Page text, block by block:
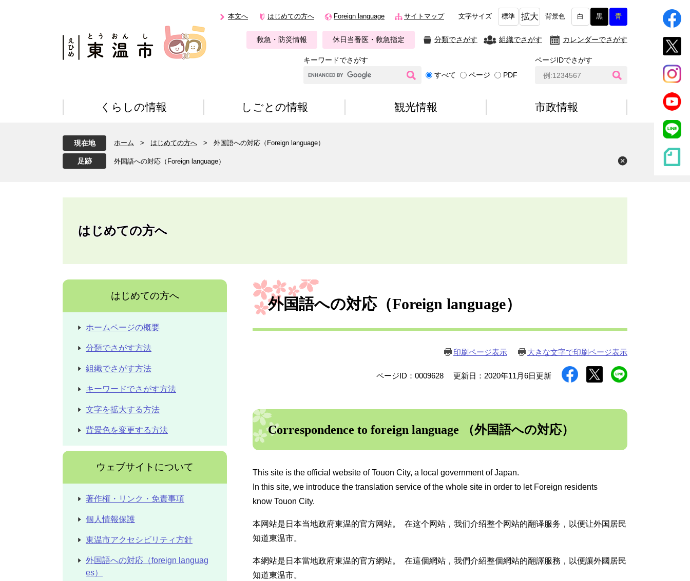
本文へ はじめての方へ Foreign language サイトマップ 文字サイズ 標準 拡大 背景色 白 黒 青
救急・防災情報 休日当番医・救急指定 分類でさがす 組織でさがす カレンダーでさがす
キーワードでさがす
G
g
l
ス
すべて ページ PDF
ページIDでさがす
I
D
くらしの情報 しごとの情報 観光情報 市政情報
現在地 ホーム > はじめての方へ > 外国語への対応（Foreign language）
外国語への対応（Foreign language）
はじめての方へ
本
文
外国語への対応（Foreign language）
印刷ページ表示 大きな文字で印刷ページ表示
ページID：0009628 更新日：2020年11月6日更新
Correspondence to foreign language （外国語への対応）
This site is the official website of Touon City, a local government of Japan.
In this site, we introduce the translation service of the whole site in order to let Foreign residents
know Touon City.
本网站是日本当地政府東温的官方网站。 在这个网站，我们介绍整个网站的翻译服务，以便让外国居民
知道東温市。
本網站是日本當地政府東温的官方網站。 在這個網站，我們介紹整個網站的翻譯服務，以便讓外國居民
知道東温市。
はじめての方へ
ホームページの概要
分類でさがす方法
組織でさがす方法
キーワードでさがす方法
文字を拡大する方法
背景色を変更する方法
ウェブサイトについて
著作権・リンク・免責事項
個人情報保護
東温市アクセシビリティ方針
外国語への対応（foreign languag
es）